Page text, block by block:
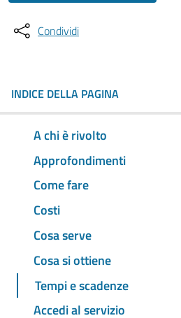
Condividi
INDICE DELLA PAGINA
A chi è rivolto
Approfondimenti
Come fare
Costi
Cosa serve
Cosa si ottiene
Tempi e scadenze
Accedi al servizio